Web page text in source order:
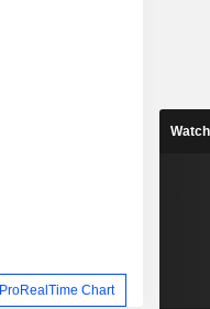
ProRealTime Chart